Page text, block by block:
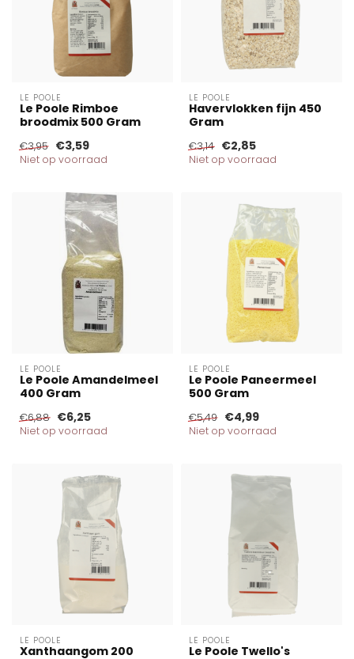
LE POOLE
Le Poole Rimboe
broodmix 500 Gram
€3,95 €3,59
Niet op voorraad
LE POOLE
Havervlokken fijn 450
Gram
€3,14 €2,85
Niet op voorraad
LE POOLE
Le Poole Amandelmeel
400 Gram
€6,88 €6,25
Niet op voorraad
LE POOLE
Le Poole Paneermeel
500 Gram
€5,49 €4,99
Niet op voorraad
LE POOLE
Xanthaangom 200
LE POOLE
Le Poole Twello's